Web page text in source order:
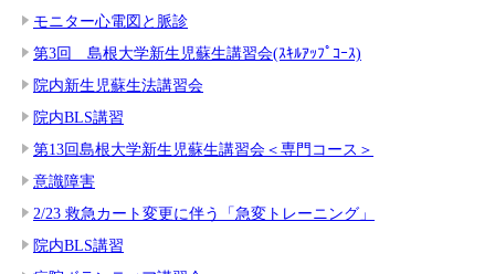
モニター心電図と脈診
第3回 島根大学新生児蘇生講習会(ｽｷﾙｱｯﾌﾟｺｰｽ)
院内新生児蘇生法講習会
院内BLS講習
第13回島根大学新生児蘇生講習会＜専門コース＞
意識障害
2/23 救急カート変更に伴う「急変トレーニング」
院内BLS講習